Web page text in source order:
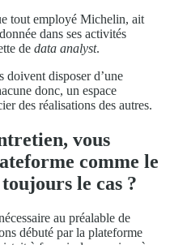
tout employé Michelin, ait
dans ses activités
de data analyst.
doivent disposer d’une
donc, un espace
des réalisations des autres.
vous
comme le
le cas ?
au préalable de
débuté par la plateforme